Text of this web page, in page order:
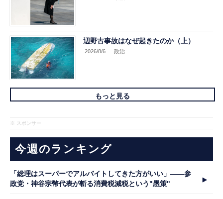
辺野古事故はなぜ起きたのか（上）
2026/8/6 .政治
もっと見る
※ スポンサー
今週のランキング
「総理はスーパーでアルバイトしてきた方がいい」――参
政党・神谷宗幣代表が斬る消費税減税という"愚策"